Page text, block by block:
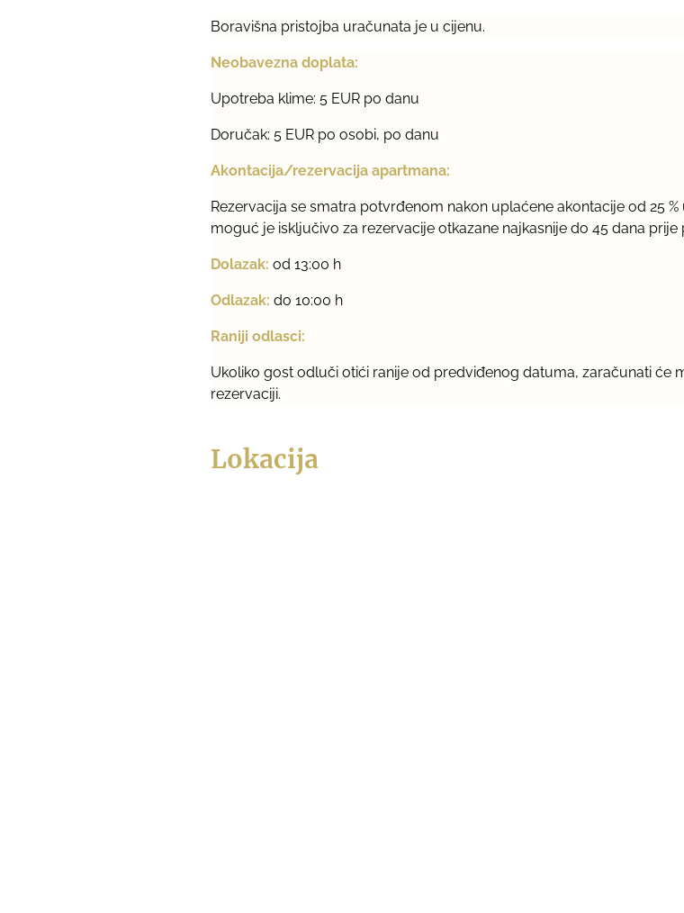
Boravišna pristojba uračunata je u cijenu.
Neobavezna doplata:
Upotreba klime: 5 EUR po danu
Doručak: 5 EUR po osobi, po danu
Akontacija/rezervacija apartmana:
Rezervacija se smatra potvrđenom nakon uplaćene akontacije od 25
moguć je isključivo za rezervacije otkazane najkasnije do 45 dana
Dolazak: od 13:00 h
Odlazak: do 10:00 h
Raniji odlasci:
Ukoliko gost odluči otići ranije od predviđenog datuma, zaračunati će
rezervaciji.
Lokacija